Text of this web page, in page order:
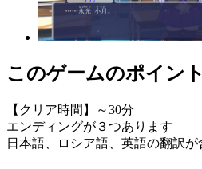
このゲームのポイント
【クリア時間】～30分
エンディングが３つあります
日本語、ロシア語、英語の翻訳が